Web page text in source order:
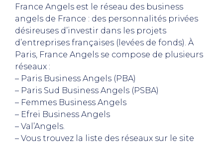
France Angels est le réseau des business
angels de France : des personnalités privées
désireuses d’investir dans les projets
d’entreprises françaises (levées de fonds). À
Paris, France Angels se compose de plusieurs
réseaux :
– Paris Business Angels (PBA)
– Paris Sud Business Angels (PSBA)
– Femmes Business Angels
– Efrei Business Angels
– Val’Angels.
– Vous trouvez la liste des réseaux sur le site